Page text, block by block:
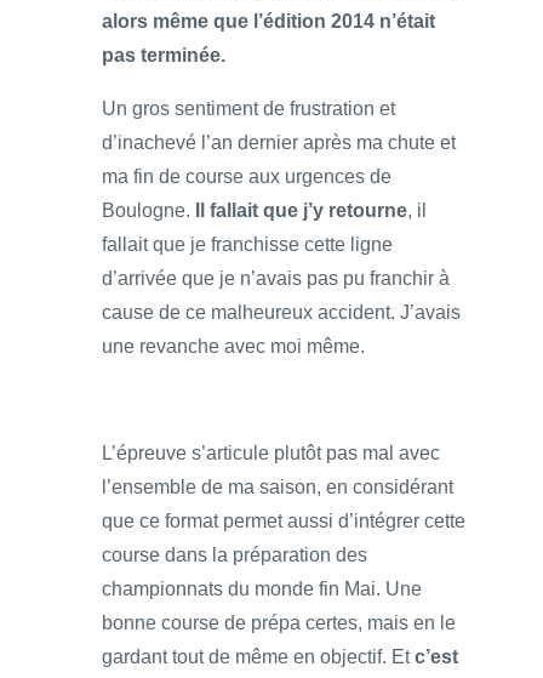
alors même que l’édition 2014 n’était
pas terminée.
Un gros sentiment de frustration et
d’inachevé l’an dernier après ma chute et
ma fin de course aux urgences de
Boulogne.
Il fallait que j’y retourne, il
fallait que je franchisse cette ligne
d’arrivée que je n’avais pas pu franchir à
cause de ce malheureux accident. J’avais
une revanche avec moi même.
L’épreuve s’articule plutôt pas mal avec
l’ensemble de ma saison, en considérant
que ce format permet aussi d’intégrer cette
course dans la préparation des
championnats du monde fin Mai. Une
bonne course de prépa certes, mais en le
gardant tout de même en objectif. Etc’est